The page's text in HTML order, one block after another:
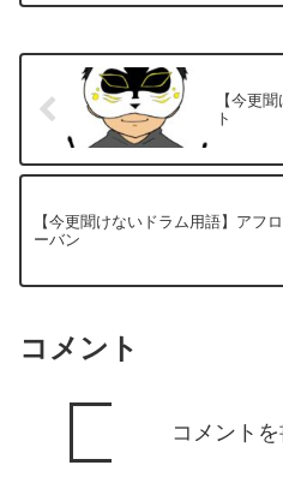
【今更
ト
【今更聞けないドラム用語】アフ
ーバン
コメント
コメント